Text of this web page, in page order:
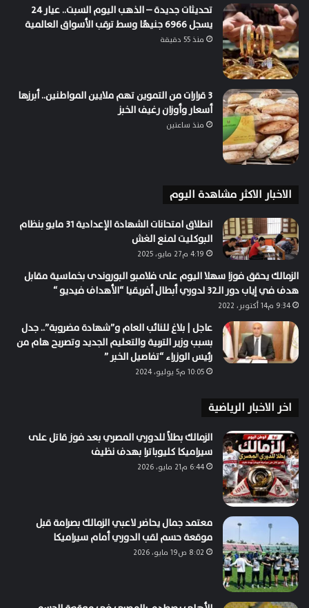
تحديثات جديدة – الذهب اليوم السبت.. عيار 24
يسجل 6966 جنيهًا وسط ترقب الأسواق العالمية
منذ 55 دقيقة
3 قرارات من التموين تهم ملايين المواطنين.. أبرزها
أسعار وأوزان رغيف الخبز
منذ ساعتين
الاخبار الاكثر مشاهدة اليوم
انطلاق امتحانات الشهادة الإعدادية 31 مايو بنظام
البوكليت لمنع الغش
4:19 م27 مايو، 2025
الزمالك يحقق فوزا سهلا اليوم على فلامبو البوروندى بخماسية مقابل
هدف في إياب دور الـ32 لدوري أبطال أفريقيا “الأهداف فيديو “
9:34 م14 أكتوبر، 2022
عاجل | بلاغ للنائب العام و”شهادة مضروبة”.. جدل
بسبب وزير التربية والتعليم الجديد وتصريح هام من
رئيس الوزراء “تفاصيل الخبر ”
10:05 م5 يوليو، 2024
اخر الاخبار الرياضية
الزمالك بطلاً للدوري المصري بعد فوز قاتل على
سيراميكا كليوباترا بهدف نظيف
6:44 م21 مايو، 2026
معتمد جمال يحاضر لاعبي الزمالك بصرامة قبل
موقعة حسم لقب الدوري أمام سيراميكا
8:02 ص19 مايو، 2026